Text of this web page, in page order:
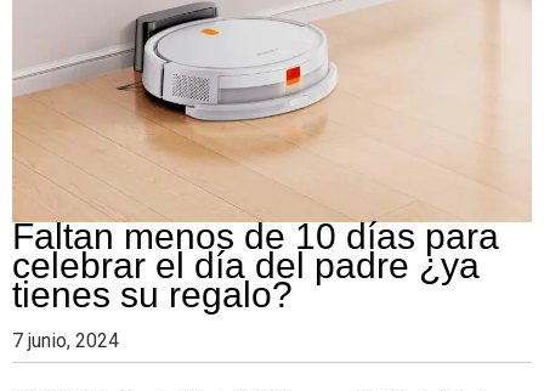
Colombia.
Faltan menos de 10 días para
celebrar el día del padre ¿ya
tienes su regalo?
7 junio, 2024